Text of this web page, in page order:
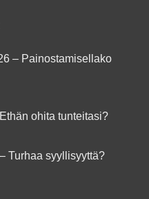
– Painostamisellako
ohita tunteitasi?
Turhaa syyllisyyttä?